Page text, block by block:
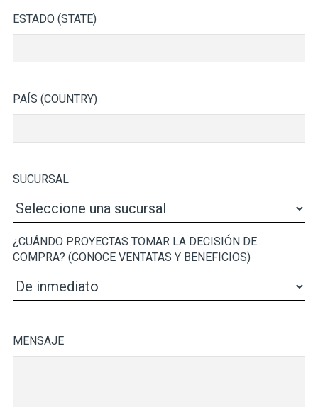
ESTADO (STATE)
PAÍS (COUNTRY)
SUCURSAL
¿CUÁNDO PROYECTAS TOMAR LA DECISIÓN DE
COMPRA? (CONOCE VENTATAS Y BENEFICIOS)
MENSAJE